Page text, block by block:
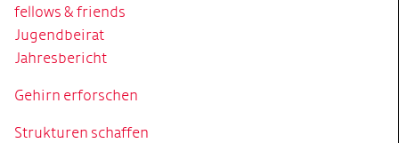
fellows & friends
Jugendbeirat
Jahresbericht
Gehirn erforschen
Strukturen schaffen